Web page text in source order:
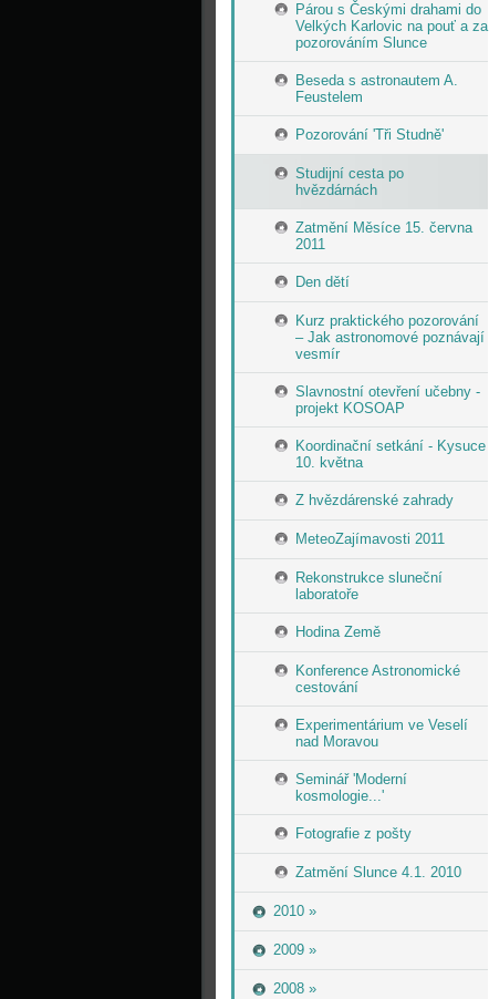
Párou s Českými drahami do
Velkých Karlovic na pouť a za
pozorováním Slunce
Beseda s astronautem A.
Feustelem
Pozorování 'Tři Studně'
Studijní cesta po
hvězdárnách
Zatmění Měsíce 15. června
2011
Den dětí
Kurz praktického pozorování
– Jak astronomové poznávají
vesmír
Slavnostní otevření učebny -
projekt KOSOAP
Koordinační setkání - Kysuce
10. května
Z hvězdárenské zahrady
MeteoZajímavosti 2011
Rekonstrukce sluneční
laboratoře
Hodina Země
Konference Astronomické
cestování
Experimentárium ve Veselí
nad Moravou
Seminář 'Moderní
kosmologie...'
Fotografie z pošty
Zatmění Slunce 4.1. 2010
2010 »
2009 »
2008 »